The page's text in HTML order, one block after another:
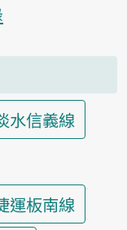
水信義線
運板南線